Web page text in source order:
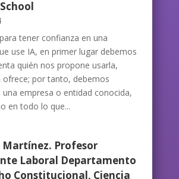
tener confianza en una
use IA, en primer lugar debemos
quién nos propone usarla,
ofrece; por tanto, debemos
una empresa o entidad conocida,
en todo lo que...
Martínez. Profesor
Laboral Departamento
Constitucional, Ciencia